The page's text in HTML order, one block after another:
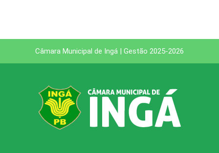
Câmara Municipal de Ingá | Gestão 2025-2026